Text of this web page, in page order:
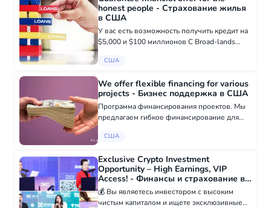
honest people - Страхование жилья
в США
У вас есть возможность получить кредит на
$5,000 и $100 миллионов С Broad-lands
личный кредит и получить его на свой счет
Поздравля...
США
We offer flexible financing for various
projects - Бизнес поддержка в США
Программа финансирования проектов. Мы
предлагаем гибкое финансирование для
строгим процедурам. Эта программа
насладиться низкой проц...
США
Exclusive Crypto Investment
Opportunity – High Earnings, VIP
Access! - Финансы и страхование в
США
💰 Вы являетесь инвестором с высоким
чистым капиталом и ищете эксклюзивные